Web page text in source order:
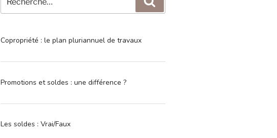
pour
:
Copropriété : le plan pluriannuel de travaux
Promotions et soldes : une différence ?
Les soldes : Vrai/Faux